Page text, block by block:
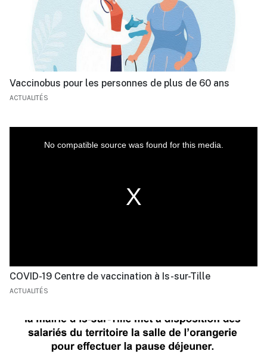
Vaccinobus pour les personnes de plus de 60 ans
ACTUALITÉS
No compatible source was found for this media.
COVID-19 Centre de vaccination à Is-sur-Tille
ACTUALITÉS